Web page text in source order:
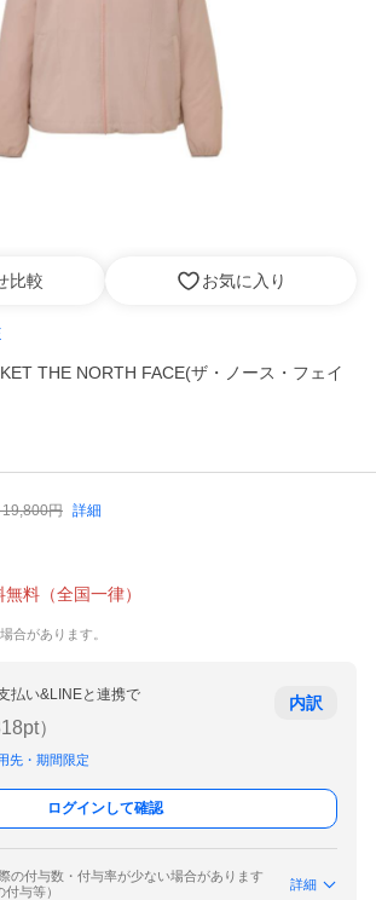
比較 お気に入り
THE NORTH FACE(ザ・ノース・フェイ
19,800円 詳細
無料 （全国一律）
合があります。
払い&LINEと連携で
pt）
先・期間限定
内訳
ログインして確認
の付与数・付与率が少ない場合があります
付与等）
詳細